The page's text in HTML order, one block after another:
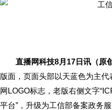
直播网科技8月17日讯（原
版面，页面头部以天蓝色为主
网LOGO标志，老版右侧文字
平台”，升级为工信部备案政务